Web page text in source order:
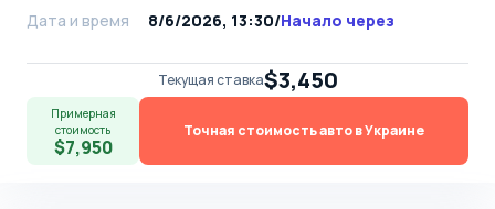
Дата и время
8/6/2026, 13:30/Начало через
Текущая ставка$3,450
Примерная
стоимость
$7,950
Точная стоимость авто в Украине